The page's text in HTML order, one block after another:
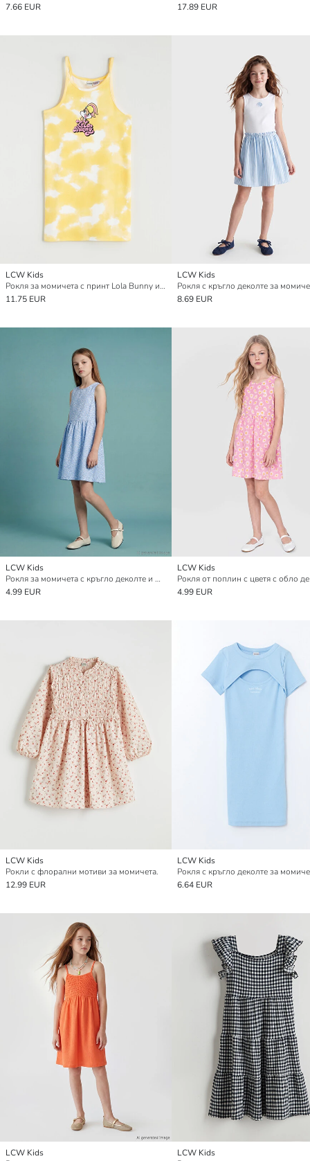
7.66 EUR
17.89 EUR
LCW Kids
Рокля за момичета с принт Lola Bunny и кръгло деколте
11.75 EUR
LCW Kids
Рокля с кръгло деколте за
8.69 EUR
LCW Kids
Рокля за момичета с кръгло деколте и флорален десен
4.99 EUR
LCW Kids
4.99 EUR
LCW Kids
Рокли с флорални мотиви за момичета.
12.99 EUR
LCW Kids
Рокля с кръгло деколте за
6.64 EUR
LCW Kids
LCW Kids